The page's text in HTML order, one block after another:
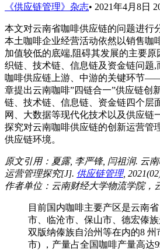
《供应链管理》杂志• 2021年4月8日
本文对云南省咖啡供应链的问题进行
本土咖啡企业经营活动依然以销售咖
加值较低的底端,阻碍其发展的主要原
织链、技术链、信息链及资金链问题,
咖啡供应链上游、中游的关键环节
章提出云南咖啡”四链合一”供应链创
链、技术链、信息链、资金链四个层
网、大数据等现代化技术以及供应链
探究对云南咖啡供应链的创新运营管
供应链环境。
原文引用：夏露, 李严锋, 闫祖润. 云
运营管理探究[J]. 供应链管理,
作者单位：云南财经大学物流学院，
目前国内咖啡主要产区是云南
市、临沧市、保山市、德宏傣
双版纳傣族自治州等在内的8 州
市) ，产量占全国咖啡产量高达